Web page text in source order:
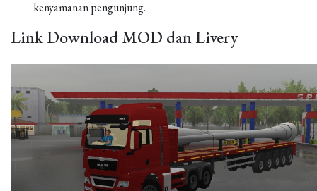
kenyamanan pengunjung.
Link Download MOD dan Livery